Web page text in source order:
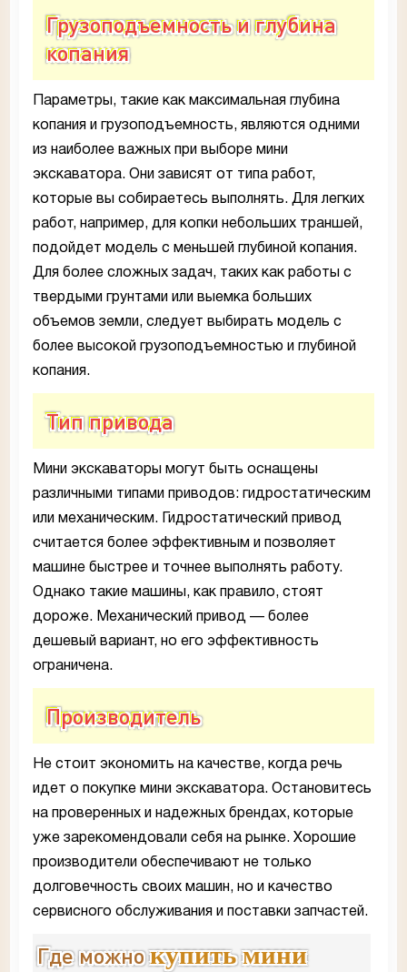
Грузоподъемность и глубина
копания
Параметры, такие как максимальная глубина
копания и грузоподъемность, являются одними
из наиболее важных при выборе мини
экскаватора. Они зависят от типа работ,
которые вы собираетесь выполнять. Для легких
работ, например, для копки небольших траншей,
подойдет модель с меньшей глубиной копания.
Для более сложных задач, таких как работы с
твердыми грунтами или выемка больших
объемов земли, следует выбирать модель с
более высокой грузоподъемностью и глубиной
копания.
Тип привода
Мини экскаваторы могут быть оснащены
различными типами приводов: гидростатическим
или механическим. Гидростатический привод
считается более эффективным и позволяет
машине быстрее и точнее выполнять работу.
Однако такие машины, как правило, стоят
дороже. Механический привод — более
дешевый вариант, но его эффективность
ограничена.
Производитель
Не стоит экономить на качестве, когда речь
идет о покупке мини экскаватора. Остановитесь
на проверенных и надежных брендах, которые
уже зарекомендовали себя на рынке. Хорошие
производители обеспечивают не только
долговечность своих машин, но и качество
сервисного обслуживания и поставки запчастей.
Где можнокупить мини